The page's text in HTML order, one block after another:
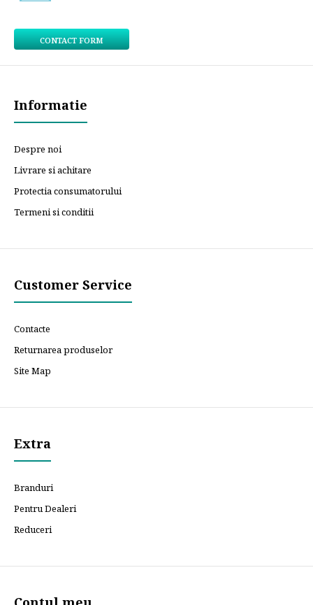
CONTACT FORM
Informatie
Despre noi
Livrare si achitare
Protectia consumatorului
Termeni si conditii
Customer Service
Contacte
Returnarea produselor
Site Map
Extra
Branduri
Pentru Dealeri
Reduceri